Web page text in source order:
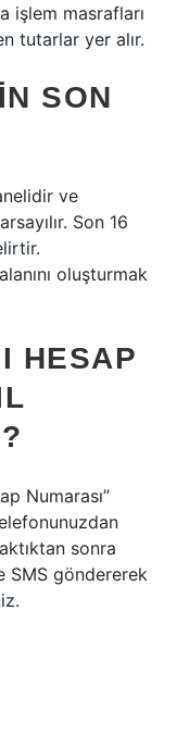
işlem masrafları
tutarlar yer alır.
SON
ve
Son 16
oluşturmak
HESAP
Numarası”
sonra
SMS göndererek